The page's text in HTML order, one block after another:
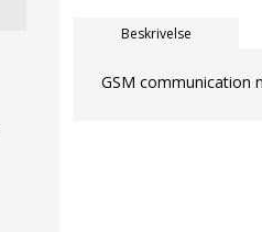
Beskrivelse
GSM communication